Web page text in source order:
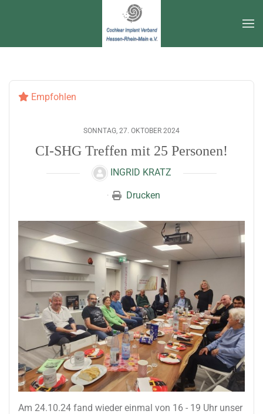
Zum Hauptinhalt springen
Empfohlen
SONNTAG, 27. OKTOBER 2024
CI-SHG Treffen mit 25 Personen!
INGRID KRATZ
Drucken
Am 24.10.24 fand wieder einmal von 16 - 19 Uhr unser